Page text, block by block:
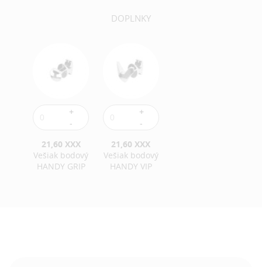
DOPLNKY
21,60 XXX
Vešiak bodový
HANDY GRIP
21,60 XXX
Vešiak bodový
HANDY VIP